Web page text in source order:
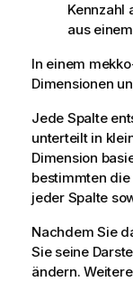
Kennzahl
aus
In einem mekko
Dimensionen
Jede Spalte
unterteilt in
Dimension
bestimmten
jeder Spalte
Nachdem Sie
Sie seine
ändern.